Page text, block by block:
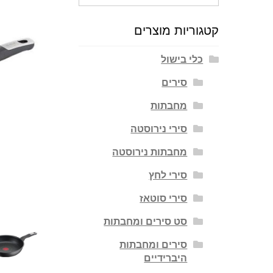
קטגוריות מוצרים
כלי בישול
סירים
מחבתות
סירי נירוסטה
מחבתות נירוסטה
סירי לחץ
סירי סוטאז
סט סירים ומחבתות
סירים ומחבתות
היברידיים